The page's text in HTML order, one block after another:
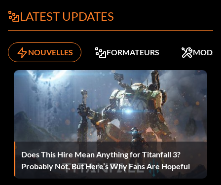
LATEST UPDATES
NOUVELLES FORMATEURS MODS
Does This Hire Mean Anything for Titanfall 3?
Probably Not, But Here’s Why Fans Are Hopeful